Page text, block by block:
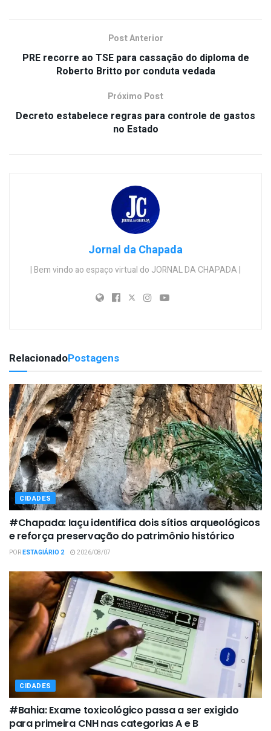
Post Anterior
PRE recorre ao TSE para cassação do diploma de
Roberto Britto por conduta vedada
Próximo Post
Decreto estabelece regras para controle de gastos
no Estado
Jornal da Chapada
| Bem vindo ao espaço virtual do JORNAL DA CHAPADA |
RelacionadoPostagens
CIDADES
#Chapada: Iaçu identifica dois sítios arqueológicos
e reforça preservação do patrimônio histórico
PORESTAGIÁRIO 2 2026/08/07
CIDADES
#Bahia: Exame toxicológico passa a ser exigido
para primeira CNH nas categorias A e B